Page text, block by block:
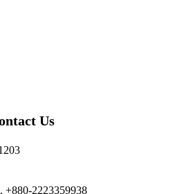
Us
+880-2223359938